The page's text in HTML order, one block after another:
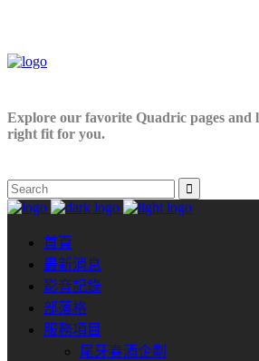
Explore our favorite Quadric pages and
right fit for you.
首頁
最新消息
影音記錄
部落格
服務項目
尾牙春酒企劃